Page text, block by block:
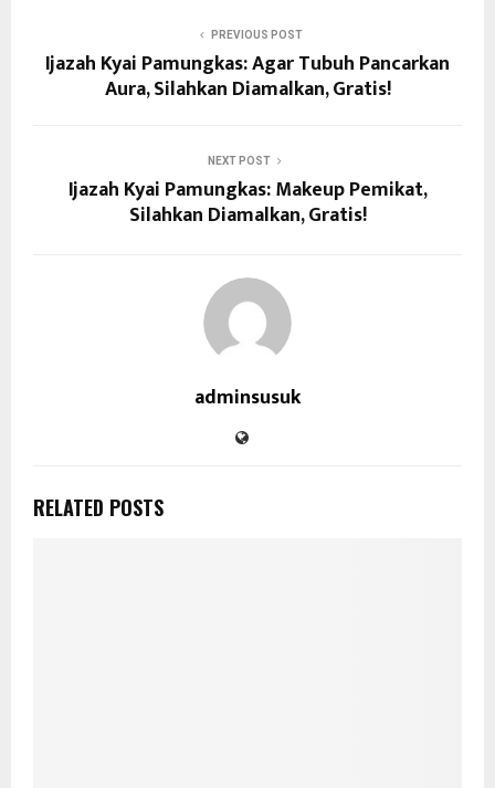
PREVIOUS POST
Ijazah Kyai Pamungkas: Agar Tubuh Pancarkan
Aura, Silahkan Diamalkan, Gratis!
NEXT POST
Ijazah Kyai Pamungkas: Makeup Pemikat,
Silahkan Diamalkan, Gratis!
adminsusuk
RELATED POSTS